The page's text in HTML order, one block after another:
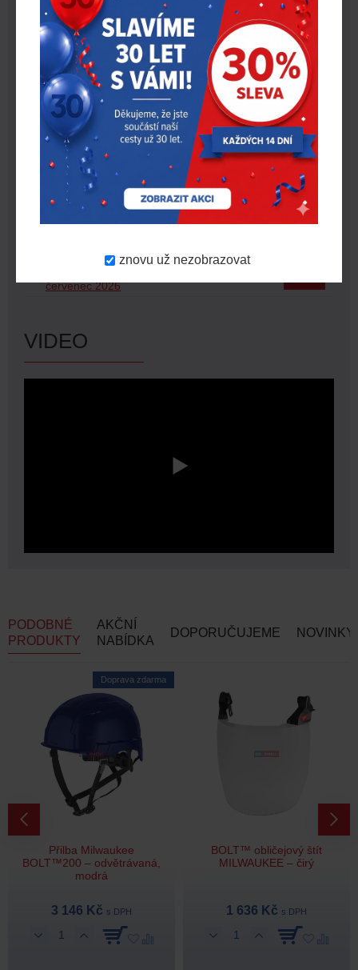
znovu už nezobrazovat
Stupeň
ochrany
EN 397; LD; Electrical insulation
440 V a.c.; Extreme temperature
-40°C; EN 12492; except clause
4,1.4
Barva
bílá
Ks. v balení
1
Odvětrávaná|
Neodvětrávaná
Nedovětrávaná
KE STAŽENÍ
Milwaukee news – březen 2026 až
červenec 2026
VIDEO
PODOBNÉ
PRODUKTY
AKČNÍ
NABÍDKA
DOPORUČUJEME NOVINKY
Doprava zdarma
Přilba Milwaukee
BOLT™200 – odvětrávaná,
modrá
3 146 Kč s DPH
BOLT™ obličejový štít
MILWAUKEE – čirý
1 636 Kč s DPH